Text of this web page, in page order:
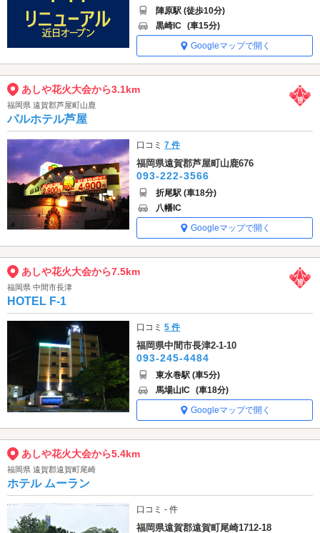
陣原駅 (徒歩10分)
黒崎IC (車15分)
Googleマップで開く
あしや花火大会から3.1km
福岡県 遠賀郡芦屋町山鹿
パルホテル芦屋
口コミ7 件
福岡県遠賀郡芦屋町山鹿676
093-222-3566
折尾駅 (車18分)
八幡IC
Googleマップで開く
あしや花火大会から7.5km
福岡県 中間市長津
HOTEL F-1
口コミ5 件
福岡県中間市長津2-1-10
093-245-4484
東水巻駅 (車5分)
馬場山IC (車18分)
Googleマップで開く
あしや花火大会から5.4km
福岡県 遠賀郡遠賀町尾崎
ホテル ムーラン
口コミ - 件
福岡県遠賀郡遠賀町尾崎1712-18